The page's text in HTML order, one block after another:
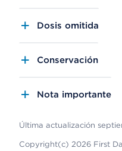
Dosis omitida
Conservación
Nota importante
Última actualización
Copyright(c) 2026 First